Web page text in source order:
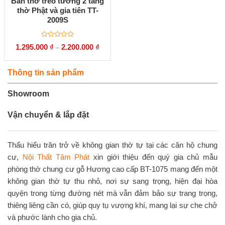
thờ Phật và gia tiên TT-
2009S
Được
xếp
5
sao
1.295.000 ₫ – 2.200.000 ₫
Thông tin sản phẩm
Showroom
Vận chuyển & lắp đặt
Thấu hiểu trăn trở về không gian thờ tự tại các căn hộ chung
cư, Nội Thất Tâm Phát xin giới thiệu đến quý gia chủ mẫu
phòng thờ chung cư gỗ Hương cao cấp BT-1075 mang đến một
không gian thờ tự thu nhỏ, nơi sự sang trọng, hiện đại hòa
quyện trong từng đường nét mà vẫn đảm bảo sự trang trọng,
thiêng liêng cần có, giúp quy tụ vượng khí, mang lại sự che chở
và phước lành cho gia chủ.